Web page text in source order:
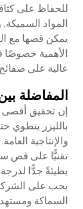
للحفاظ على
المواد
يمكن قصها مع
الأهمية
عالية على
المفاضلة
إن تحقيق
بالليزر ينطوي
والإنتاجية
تقنيًّا على قص
بطيئةً جدًّا لدرجة
يجب على
السماكة